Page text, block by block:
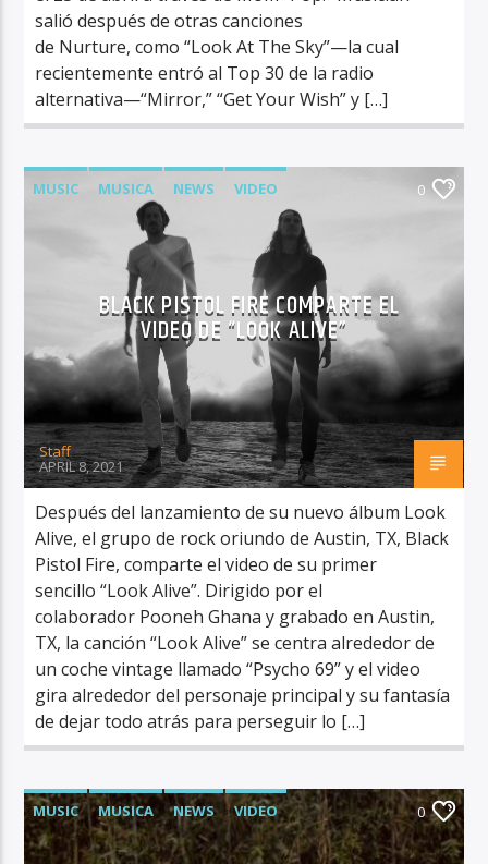
salió después de otras canciones
de Nurture, como “Look At The Sky”—la cual
recientemente entró al Top 30 de la radio
alternativa—“Mirror,” “Get Your Wish” y […]
MUSIC MUSICA NEWS VIDEO 0
BLACK PISTOL FIRE COMPARTE EL
VIDEO DE “LOOK ALIVE”
Staff
APRIL 8, 2021
Después del lanzamiento de su nuevo álbum Look
Alive, el grupo de rock oriundo de Austin, TX, Black
Pistol Fire, comparte el video de su primer
sencillo “Look Alive”. Dirigido por el
colaborador Pooneh Ghana y grabado en Austin,
TX, la canción “Look Alive” se centra alrededor de
un coche vintage llamado “Psycho 69” y el video
gira alrededor del personaje principal y su fantasía
de dejar todo atrás para perseguir lo […]
MUSIC MUSICA NEWS VIDEO 0